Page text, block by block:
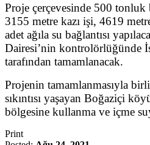
Proje çerçevesinde 500 tonluk
3155 metre kazı işi, 4619
adet ağıla su bağlantısı
Dairesi’nin kontrolörlüğünde
tarafından tamamlanacak.
Projenin tamamlanmasıyla
sıkıntısı yaşayan Boğaziçi
bölgesine kullanma ve içme
Print